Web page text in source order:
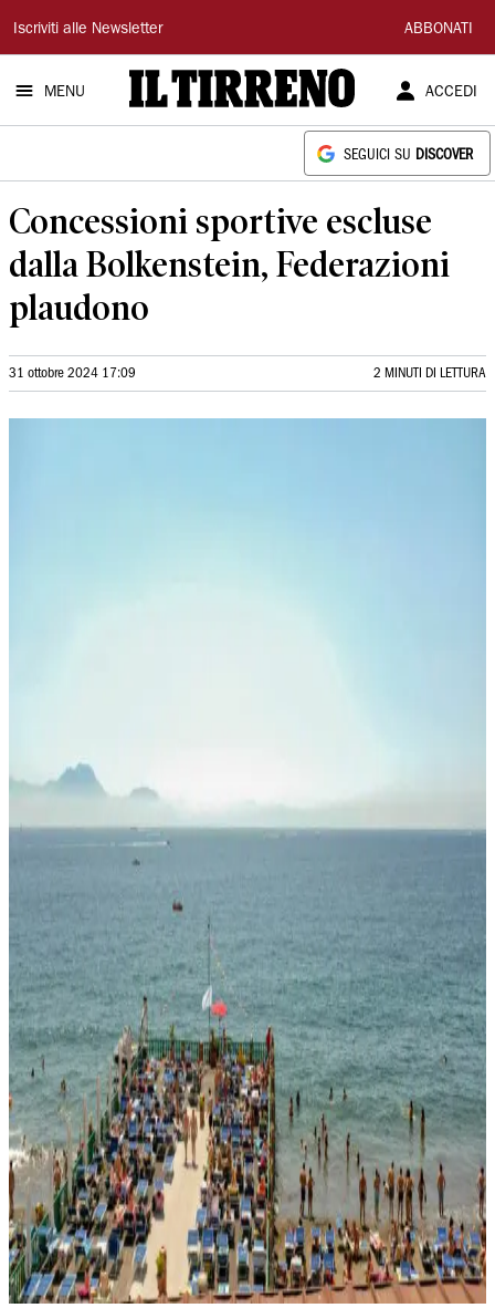
Il
Tirreno
Iscriviti alle Newsletter ABBONATI
MENU ACCEDI
SEGUICI SU DISCOVER
Concessioni sportive escluse
dalla Bolkenstein, Federazioni
plaudono
31 ottobre 2024 17:09 2 MINUTI DI LETTURA